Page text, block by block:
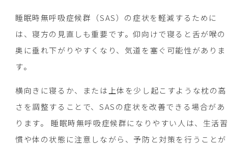
睡眠時無呼吸症候群（SAS）の症状を軽減するために
は、寝方の見直しも重要です。仰向けで寝ると舌が喉の
奥に垂れ下がりやすくなり、気道を塞ぐ可能性がありま
す。
横向きに寝るか、または上体を少し起こすような枕の高
さを調整することで、SASの症状を改善できる場合があ
ります。 睡眠時無呼吸症候群になりやすい人は、生活習
慣や体の状態に注意しながら、予防と対策を行うことが